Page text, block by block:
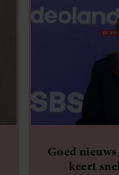
Goed
keert